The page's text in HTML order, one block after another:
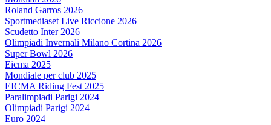
Roland Garros 2026
Sportmediaset Live Riccione 2026
Scudetto Inter 2026
Olimpiadi Invernali Milano Cortina 2026
Super Bowl 2026
Eicma 2025
Mondiale per club 2025
EICMA Riding Fest 2025
Paralimpiadi Parigi 2024
Olimpiadi Parigi 2024
Euro 2024